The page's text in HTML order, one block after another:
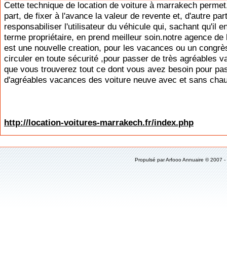
Cette technique de location de voiture à marrakech
part, de fixer à l'avance la valeur de revente et, d'autre
responsabiliser l'utilisateur du véhicule qui, sachant qu'il
terme propriétaire, en prend meilleur soin.notre agence de
est une nouvelle creation, pour les vacances ou un
circuler en toute sécurité ,pour passer de très agréables
que vous trouverez tout ce dont vous avez besoin pour
d'agréables vacances des voiture neuve avec et sans
http://location-voitures-marrakech.fr/index.php
Propulsé parArfooo Annuaire © 2007